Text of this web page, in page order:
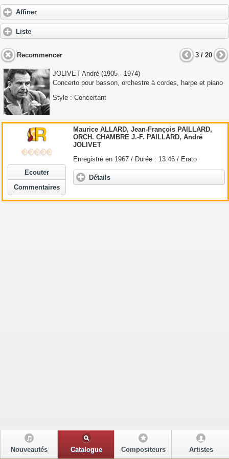
Affiner
Liste
Recommencer 3 / 20
JOLIVET André (1905 - 1974)
Concerto pour basson, orchestre à cordes, harpe et piano
Style : Concertant
Ecouter
Commentaires
Maurice ALLARD, Jean-François PAILLARD,
ORCH. CHAMBRE J.-F. PAILLARD,André
JOLIVET
Enregistré en 1967 / Durée : 13:46 / Erato
Détails
Nouveautés Catalogue Compositeurs Artistes